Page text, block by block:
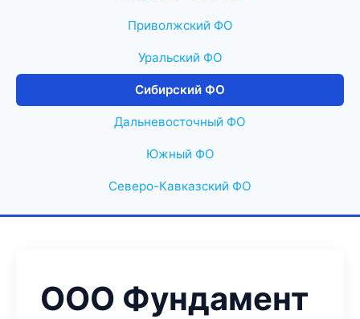
Приволжский ФО
Уральский ФО
Сибирский ФО
Дальневосточный ФО
Южный ФО
Северо-Кавказский ФО
ООО Фундамент